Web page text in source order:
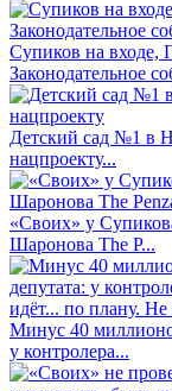
Супиков на входе,
Законодательное
Детский сад №1 в
нацпроекту...
«Своих» у
Шаронова The P...
Минус 40
у контролера...